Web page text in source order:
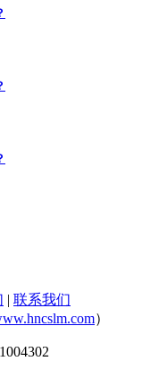
| 联系我们
）